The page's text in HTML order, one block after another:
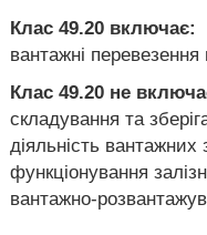
Клас 49.20 включає:
вантажні
Клас 49.20 не
складування та
діяльність вантажних
функціонування
вантажно-